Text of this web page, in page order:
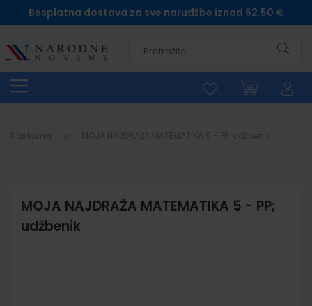
Besplatna dostava za sve narudžbe iznad 62,50 €
Naslovna
MOJA NAJDRAŽA MATEMATIKA 5 - PP;
udžbenik